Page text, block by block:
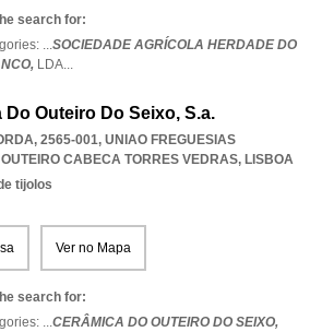
search for:
...SOCIEDADE AGRÍCOLA HERDADE DO
LDA...
Do Outeiro Do Seixo, S.a.
2565-001, UNIAO FREGUESIAS
CABECA TORRES VEDRAS, LISBOA
tijolos
Ver no Mapa
search for:
...CERÂMICA DO OUTEIRO DO SEIXO,